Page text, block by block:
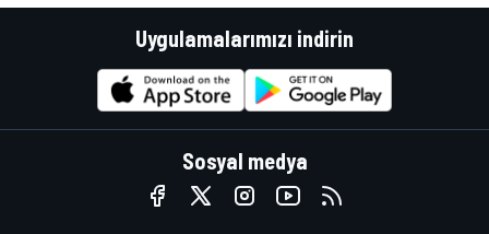
Uygulamalarımızı indirin
Sosyal medya